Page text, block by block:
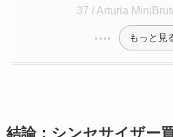
37 / Arturia
もっと見